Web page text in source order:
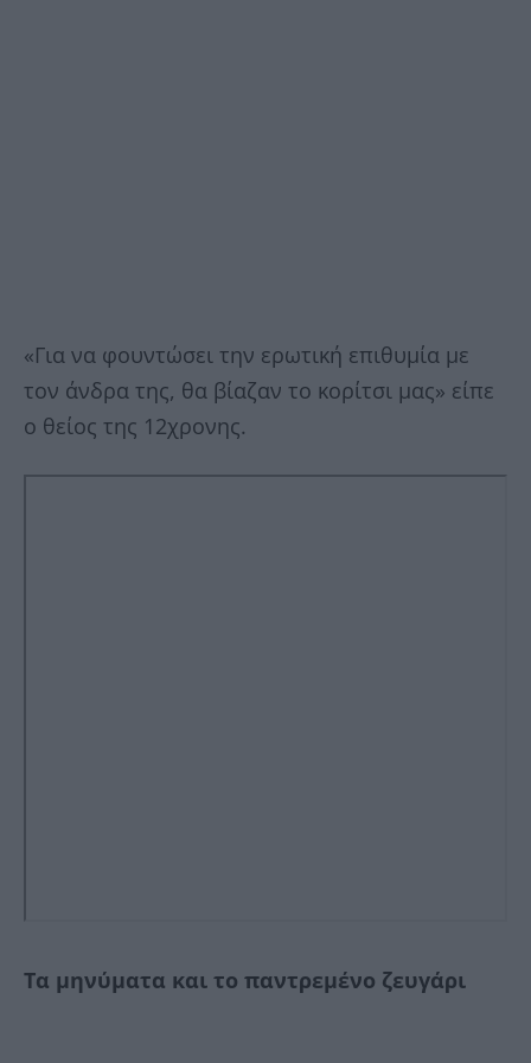
«Για να φουντώσει την ερωτική επιθυμία με
τον άνδρα της, θα βίαζαν το κορίτσι μας» είπε
ο θείος της 12χρονης.
Τα μηνύματα και το παντρεμένο ζευγάρι